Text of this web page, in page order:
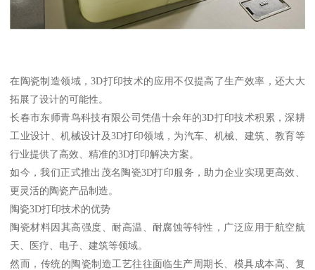
在陶瓷制造领域，3D打印技术的应用不仅提高了生产效率，还大大
拓展了设计的可能性。
长春市东师青鸟科技有限公司凭借十余年的3D打印技术积累，深耕
工业设计、机械设计及3D打印领域，为汽车、机械、建筑、教育等
行业提供了高效、精准的3D打印解决方案。
如今，我们正式推出茂名陶瓷3D打印服务，助力企业实现更高效、
更灵活的陶瓷产品制造。
陶瓷3D打印技术的优势
陶瓷材料因其高强度、耐高温、耐腐蚀等特性，广泛应用于航空航
天、医疗、电子、建筑等领域。
然而，传统的陶瓷制造工艺往往面临生产周期长、模具成本高、复